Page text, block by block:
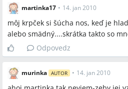
martinka17 • 14. jan 2010
môj krpček si šúcha nos, keď je
alebo smädný....skrátka takto so
Odpovedz
murinka AUTOR • 14. jan 2010